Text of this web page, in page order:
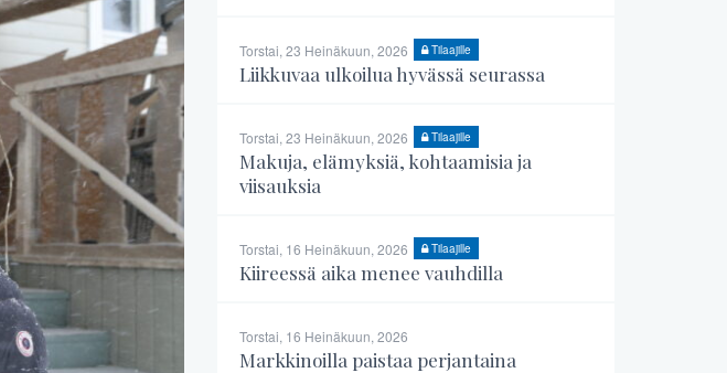
Torstai, 23 Heinäkuun, 2026 Tilaajille
Liikkuvaa ulkoilua hyvässä seurassa
Torstai, 23 Heinäkuun, 2026 Tilaajille
Makuja, elämyksiä, kohtaamisia ja
viisauksia
Torstai, 16 Heinäkuun, 2026 Tilaajille
Kiireessä aika menee vauhdilla
Torstai, 16 Heinäkuun, 2026
Markkinoilla paistaa perjantaina